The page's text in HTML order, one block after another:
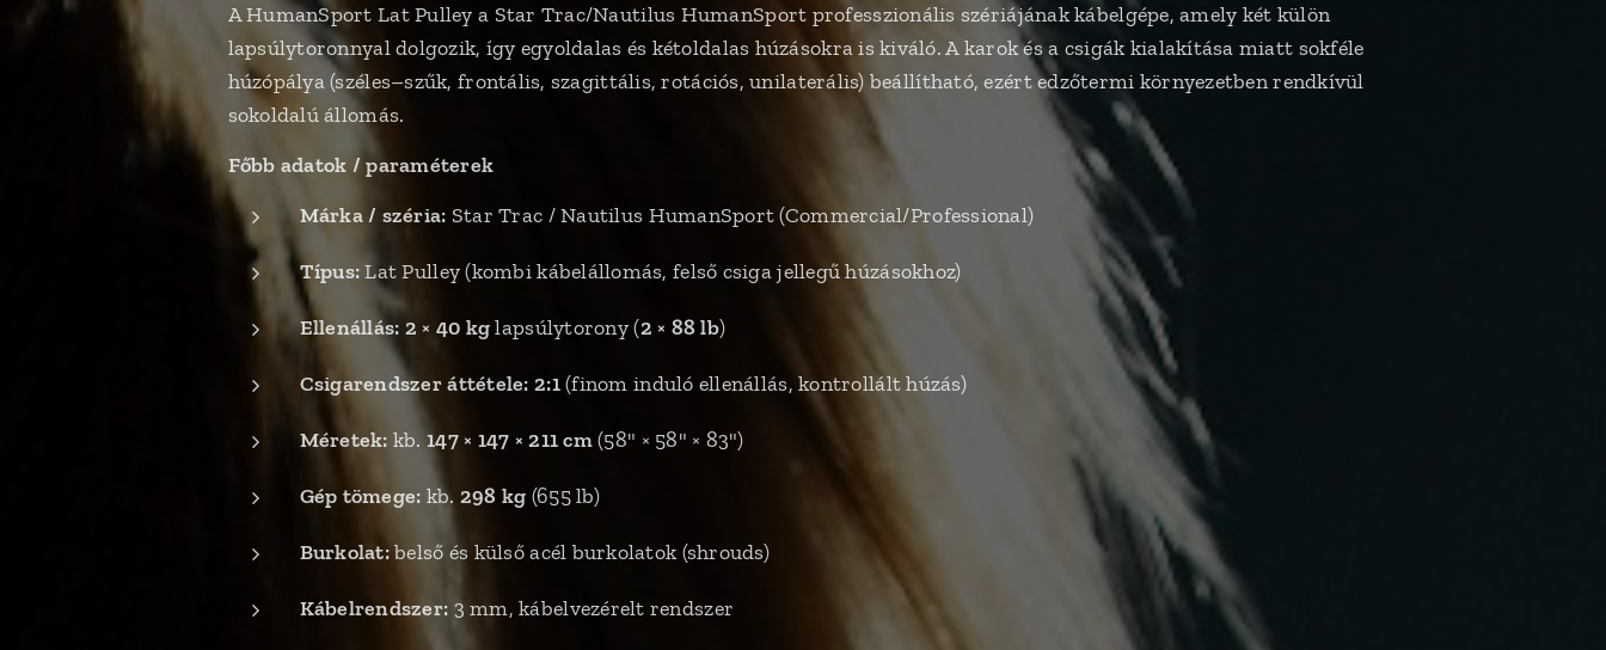
A HumanSport Lat Pulley a Star Trac/Nautilus HumanSport professzionális szériájának kábelgépe, amely két külön
lapsúlytoronnyal dolgozik, így egyoldalas és kétoldalas húzásokra is kiváló. A karok és a csigák kialakítása miatt sokféle
húzópálya (széles–szűk, frontális, szagittális, rotációs, unilaterális) beállítható, ezért edzőtermi környezetben rendkívül
sokoldalú állomás.
Főbb adatok / paraméterek
Márka / széria: Star Trac / Nautilus HumanSport (Commercial/Professional)
Típus:Lat Pulley (kombi kábelállomás, felső csiga jellegű húzásokhoz)
Ellenállás: 2 × 40 kglapsúlytorony (2 × 88 lb)
Csigarendszer áttétele: 2:1(finom induló ellenállás, kontrollált húzás)
Méretek: kb.147 × 147 × 211 cm(58" × 58" × 83")
Gép tömege: kb. 298 kg (655 lb)
Burkolat:belső és külső acél burkolatok (shrouds)
Kábelrendszer: 3 mm, kábelvezérelt rendszer